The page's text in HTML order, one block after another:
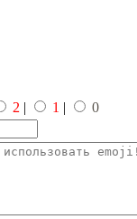
2 | 1 |
0